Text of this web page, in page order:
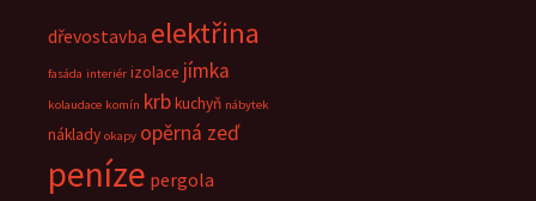
dřevostavba elektřina
fasáda interiér izolace jímka
kolaudace komín krbkuchyň nábytek
náklady okapy opěrná zeď
peníze pergola